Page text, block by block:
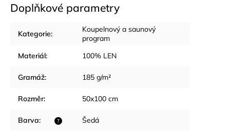
Doplňkové parametry
Kategorie:
Koupelnový a saunový
program
Materiál: 100% LEN
Gramáž: 185 g/m²
Rozměr: 50x100 cm
?
Barva: Šedá